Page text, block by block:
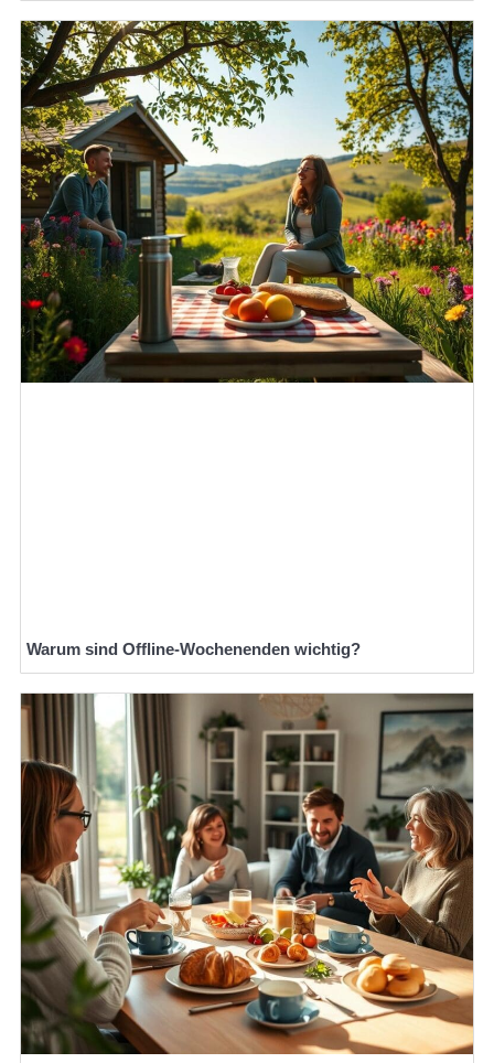
Warum sind Offline-Wochenenden wichtig?